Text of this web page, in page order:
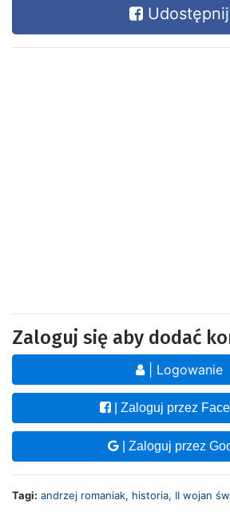
Udostępnij
Zaloguj się aby dodać
| Logowanie
| Zaloguj przez
| Zaloguj przez
Tagi: andrzej romaniak, historia, II wojan